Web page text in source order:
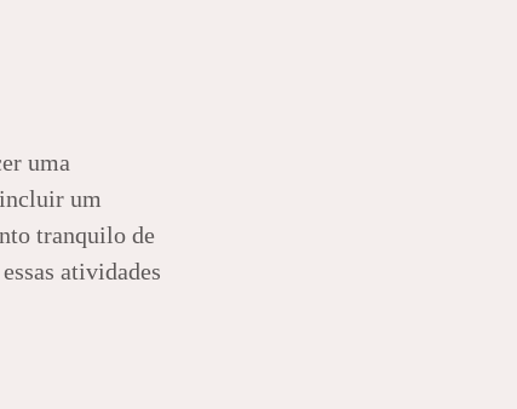
uma
um
tranquilo de
atividades